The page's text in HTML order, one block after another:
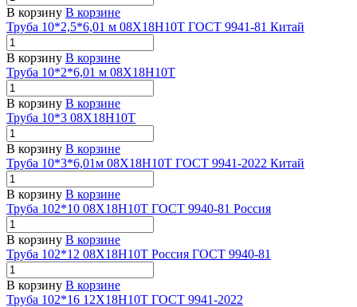
В корзину В корзине
Труба 10*2,5*6,01 м 08Х18Н10Т ГОСТ 9941-81 Китай
В корзину В корзине
Труба 10*2*6,01 м 08Х18Н10Т
В корзину В корзине
Труба 10*3 08Х18Н10Т
В корзину В корзине
Труба 10*3*6,01м 08Х18Н10Т ГОСТ 9941-2022 Китай
В корзину В корзине
Труба 102*10 08Х18Н10Т ГОСТ 9940-81 Россия
В корзину В корзине
Труба 102*12 08Х18Н10Т Россия ГОСТ 9940-81
В корзину В корзине
Труба 102*16 12Х18Н10Т ГОСТ 9941-2022